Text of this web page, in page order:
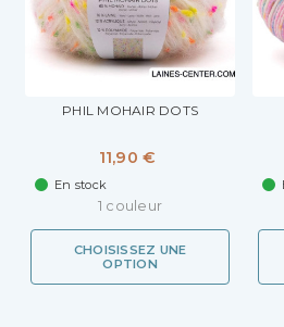
PHIL MOHAIR DOTS
11,90 €
En stock
1 couleur
CHOISISSEZ UNE
OPTION